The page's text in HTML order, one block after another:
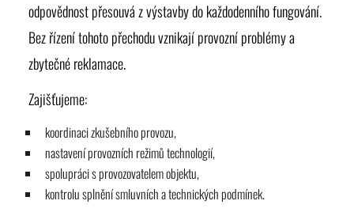
odpovědnost přesouvá z výstavby do každodenního fungování.
Bez řízení tohoto přechodu vznikají provozní problémy a
zbytečné reklamace.
Zajišťujeme:
koordinaci zkušebního provozu,
nastavení provozních režimů technologií,
spolupráci s provozovatelem objektu,
kontrolu splnění smluvních a technických podmínek.